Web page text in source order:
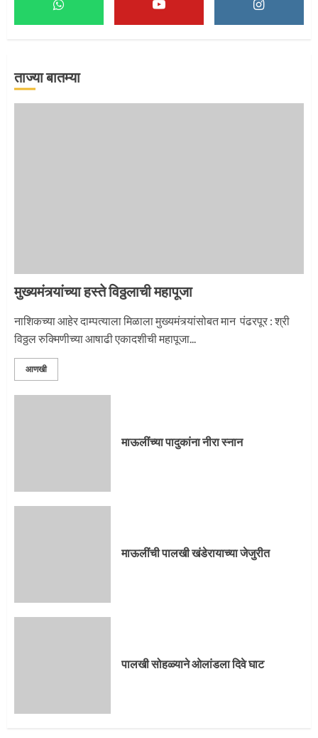
माऊलींच्या पादुकांना नीरा स्नान
ताज्या बातम्या
मुख्यमंत्र्यांच्या हस्ते विठ्ठलाची महापूजा
नाशिकच्या आहेर दाम्पत्याला मिळाला मुख्यमंत्र्यांसोबत मान पंढरपूर : श्री
विठ्ठल रुक्मिणीच्या आषाढी एकादशीची महापूजा...
आणखी
माऊलींच्या पादुकांना नीरा स्नान
माऊलींची पालखी खंडेरायाच्या जेजुरीत
पालखी सोहळ्याने ओलांडला दिवे घाट